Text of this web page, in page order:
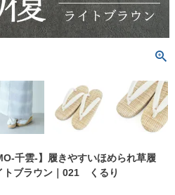
千雲-】履きやすいほめられ草履
ブラウン｜021 くるり